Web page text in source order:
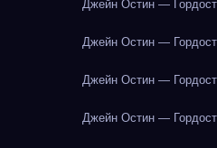
Джейн Остин —
Джейн Остин —
Джейн Остин —
Джейн Остин —